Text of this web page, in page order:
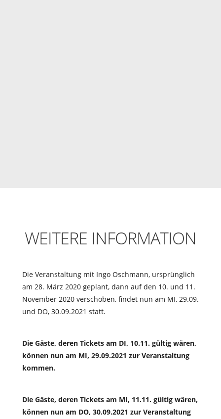
WEITERE INFORMATION
Die Veranstaltung mit Ingo Oschmann, ursprünglich
am 28. März 2020 geplant, dann auf den 10. und 11.
November 2020 verschoben, findet nun am MI, 29.09.
und DO, 30.09.2021 statt.
Die Gäste, deren Tickets am DI, 10.11. gültig wären,
können nun am MI, 29.09.2021 zur Veranstaltung
kommen.
Die Gäste, deren Tickets am MI, 11.11. gültig wären,
können nun am DO, 30.09.2021 zur Veranstaltung